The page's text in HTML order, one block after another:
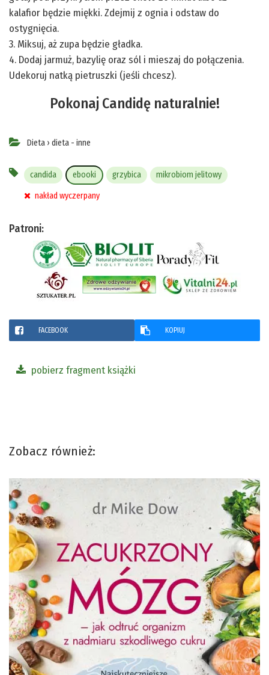
kalafior będzie miękki. Zdejmij z ognia i odstaw do
ostygnięcia.
3. Miksuj, aż zupa będzie gładka.
4. Dodaj jarmuż, bazylię oraz sól i mieszaj do połączenia.
Udekoruj natką pietruszki (jeśli chcesz).
Pokonaj Candidę naturalnie!
Dieta › dieta - inne
candida ebooki grzybica mikrobiom jelitowy
nakład wyczerpany
Patroni:
FACEBOOK KOPIUJ
pobierz fragment książki
Zobacz również: